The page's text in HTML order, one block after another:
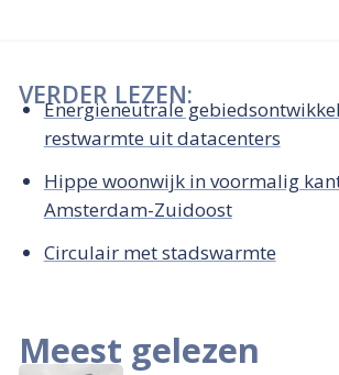
VERDER LEZEN:
Energieneutrale
restwarmte uit datacenters
Hippe woonwijk in voormalig
Amsterdam-Zuidoost
Circulair met stadswarmte
Meest gelezen